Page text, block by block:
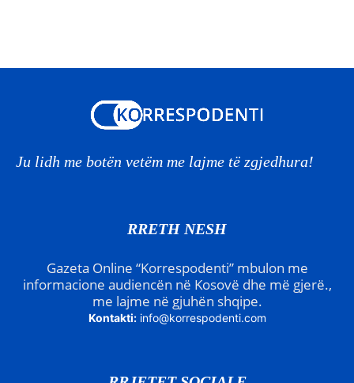
Ju lidh me botën vetëm me lajme të zgjedhura!
RRETH NESH
Gazeta Online “Korrespodenti” mbulon me
informacione audiencën në Kosovë dhe më gjerë.,
me lajme në gjuhën shqipe.
Kontakti: info@korrespodenti.com